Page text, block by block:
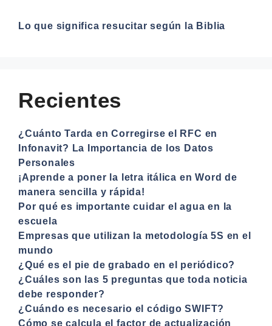
Lo que significa resucitar según la Biblia
Recientes
¿Cuánto Tarda en Corregirse el RFC en
Infonavit? La Importancia de los Datos
Personales
¡Aprende a poner la letra itálica en Word de
manera sencilla y rápida!
Por qué es importante cuidar el agua en la
escuela
Empresas que utilizan la metodología 5S en el
mundo
¿Qué es el pie de grabado en el periódico?
¿Cuáles son las 5 preguntas que toda noticia
debe responder?
¿Cuándo es necesario el código SWIFT?
Cómo se calcula el factor de actualización